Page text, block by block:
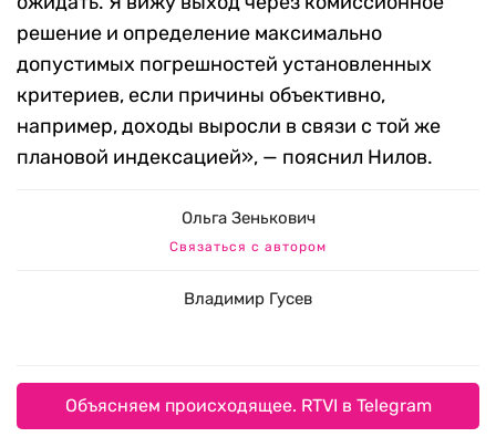
решение и определение максимально
допустимых погрешностей установленных
критериев, если причины объективно,
например, доходы выросли в связи с той же
плановой индексацией», — пояснил Нилов.
Ольга Зенькович
Связаться с автором
Владимир Гусев
Объясняем происходящее. RTVI в Telegram